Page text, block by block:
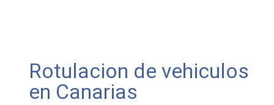
Rotulacion de vehiculos
en Canarias